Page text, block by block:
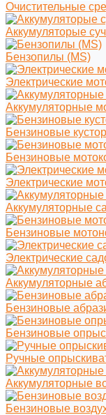
Очистительные
Аккумуляторые
Бензопилы (MS)
Электрические
Аккумуляторные
Бензиновые
Бензиновые
Электрические
Аккумуляторные
Бензиновые
Электрические
Аккумуляторные
Бензиновые
Бензиновые
Ручные
Аккумуляторные
Бензиновые